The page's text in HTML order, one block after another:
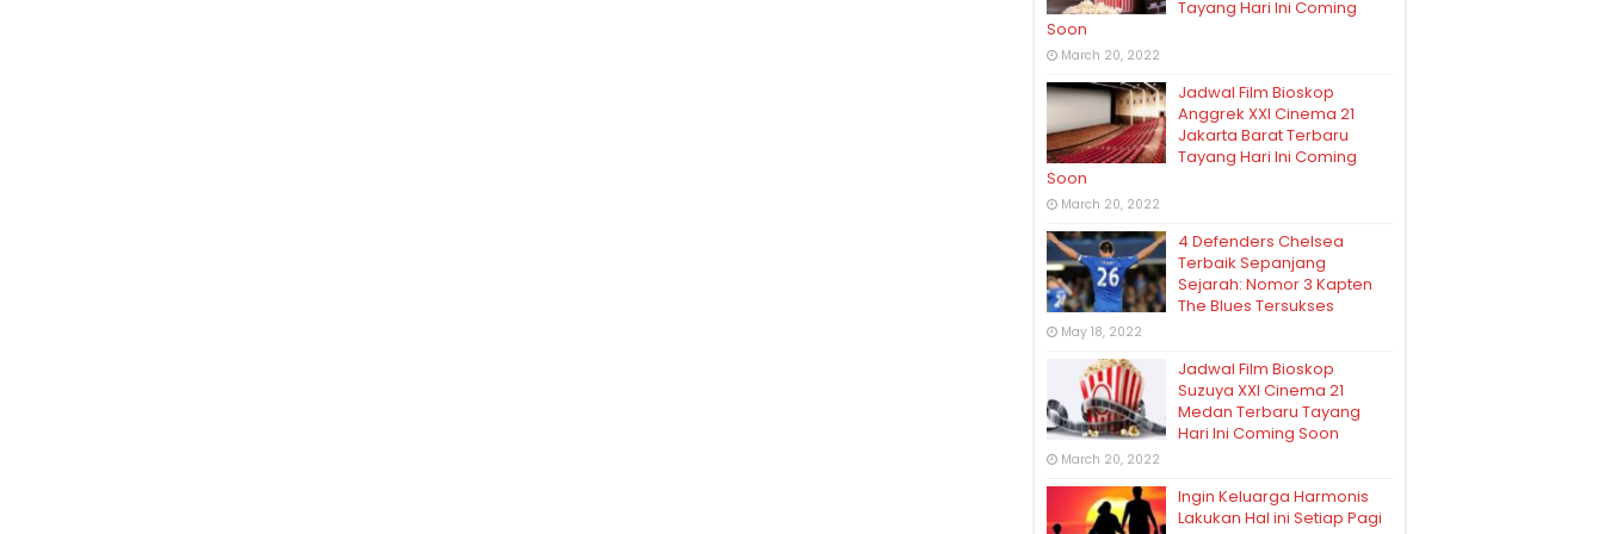
Tayang Hari Ini Coming
Soon
March 20, 2022
Jadwal Film Bioskop
Anggrek XXI Cinema 21
Jakarta Barat Terbaru
Tayang Hari Ini Coming
Soon
March 20, 2022
4 Defenders Chelsea
Terbaik Sepanjang
Sejarah: Nomor 3 Kapten
The Blues Tersukses
May 18, 2022
Jadwal Film Bioskop
Suzuya XXI Cinema 21
Medan Terbaru Tayang
Hari Ini Coming Soon
March 20, 2022
Ingin Keluarga Harmonis
Lakukan Hal ini Setiap Pagi